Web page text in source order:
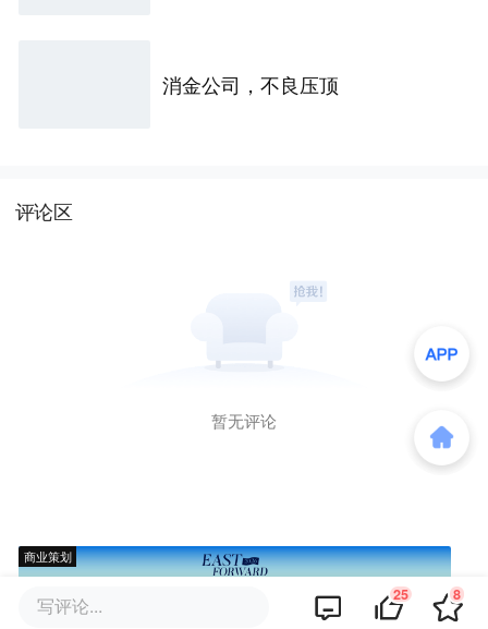
消金公司，不良压顶
评论区
暂无评论
商业策划
写评论... 25 8